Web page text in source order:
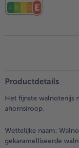
Productdetails
Het fijnste walnotenijs
ahornsiroop.
Wettelijke naam:
gekaramelliseerde